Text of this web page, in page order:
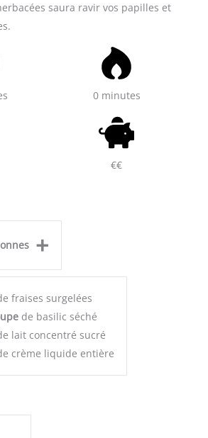
saura ravir vos papilles et
0 minutes
€€
+
fraises surgelées
de basilic séché
lait concentré sucré
crème liquide entière